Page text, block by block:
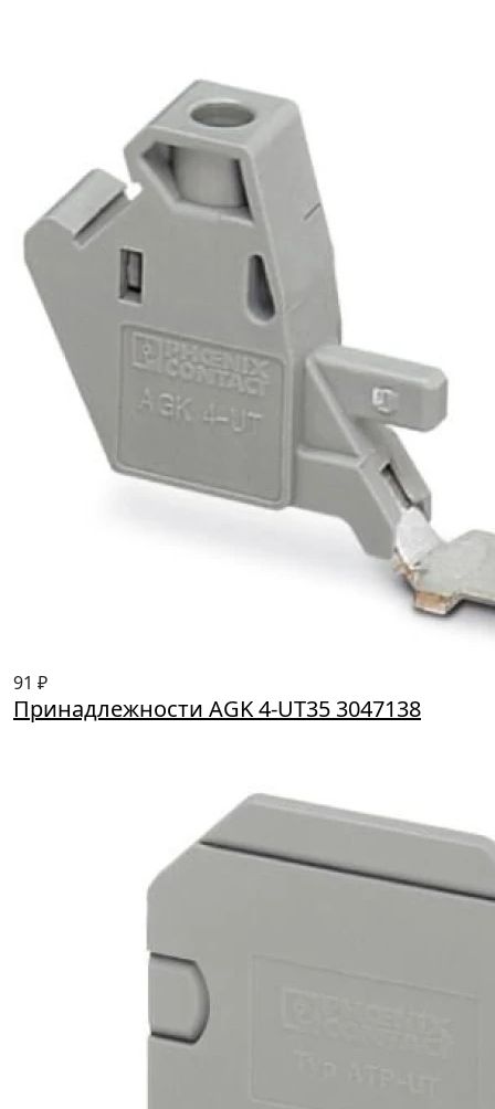
91 ₽
Принадлежности AGK 4-UT35 3047138